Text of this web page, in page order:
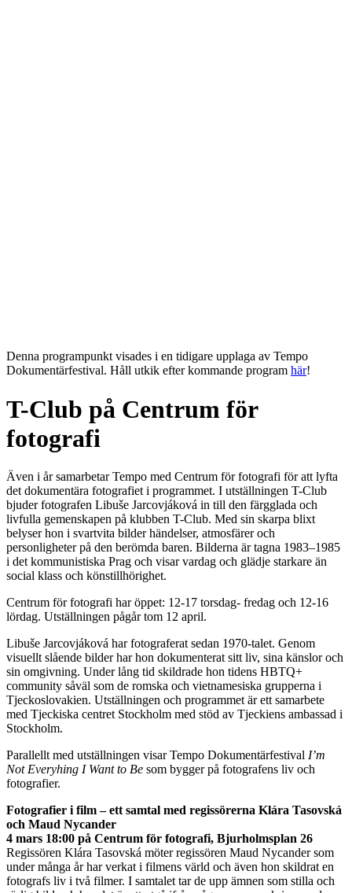
Denna programpunkt visades i en tidigare upplaga av Tempo
Dokumentärfestival. Håll utkik efter kommande program här!
T-Club på Centrum för
fotografi
Även i år samarbetar Tempo med Centrum för fotografi för att lyfta
det dokumentära fotografiet i programmet. I utställningen T-Club
bjuder fotografen Libuše Jarcovjáková in till den färgglada och
livfulla gemenskapen på klubben T-Club. Med sin skarpa blixt
belyser hon i svartvita bilder händelser, atmosfärer och
personligheter på den berömda baren. Bilderna är tagna 1983–1985
i det kommunistiska Prag och visar vardag och glädje starkare än
social klass och könstillhörighet.
Centrum för fotografi har öppet: 12-17 torsdag- fredag och 12-16
lördag. Utställningen pågår tom 12 april.
Libuše Jarcovjáková har fotograferat sedan 1970-talet. Genom
visuellt slående bilder har hon dokumenterat sitt liv, sina känslor och
sin omgivning. Under lång tid skildrade hon tidens HBTQ+
community såväl som de romska och vietnamesiska grupperna i
Tjeckoslovakien. Utställningen och programmet är ett samarbete
med Tjeckiska centret Stockholm med stöd av Tjeckiens ambassad i
Stockholm.
Parallellt med utställningen visar Tempo Dokumentärfestival I’m
Not Everyhing I Want to Be som bygger på fotografens liv och
fotografier.
Fotografier i film – ett samtal med regissörerna Klára Tasovská
och Maud Nycander
4 mars 18:00 på Centrum för fotografi, Bjurholmsplan 26
Regissören Klára Tasovská möter regissören Maud Nycander som
under många år har verkat i filmens värld och även hon skildrat en
fotografs liv i två filmer. I samtalet tar de upp ämnen som stilla och